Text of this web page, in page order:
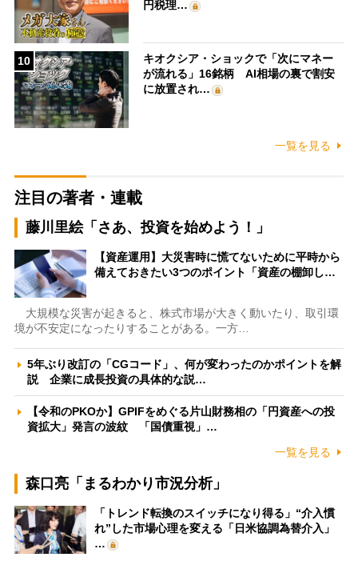
円税理…
10
キオクシア・ショックで「次にマネー
が流れる」16銘柄 AI相場の裏で割安
に放置され…
一覧を見る
注目の著者・連載
藤川里絵「さあ、投資を始めよう！」
【資産運用】大災害時に慌てないために平時から
備えておきたい3つのポイント「資産の棚卸し…
大規模な災害が起きると、株式市場が大きく動いたり、取引環
境が不安定になったりすることがある。一方…
5年ぶり改訂の「CGコード」、何が変わったのかポイントを解
説 企業に成長投資の具体的な説…
【令和のPKOか】GPIFをめぐる片山財務相の「円資産への投
資拡大」発言の波紋 「国債重視」…
一覧を見る
森口亮「まるわかり市況分析」
「トレンド転換のスイッチになり得る」“介入慣
れ”した市場心理を変える「日米協調為替介入」
…